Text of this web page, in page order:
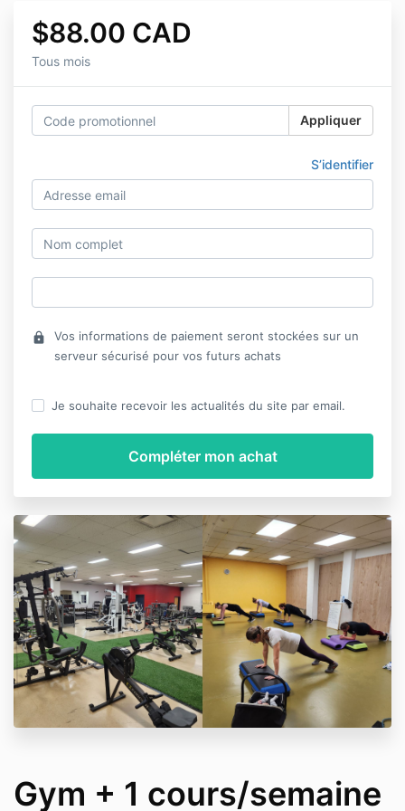
$88.00 CAD
Tous mois
Appliquer
S’identifier
lock
Vos informations de paiement seront stockées sur un
serveur sécurisé pour vos futurs achats
Je souhaite recevoir les actualités du site par email.
Gym + 1 cours/semaine